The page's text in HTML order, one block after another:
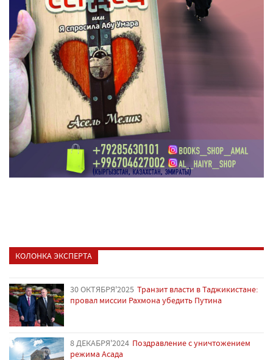
КОЛОНКА ЭКСПЕРТА
30 ОКТЯБРЯ'2025 Транзит власти в Таджикистане:
провал миссии Рахмона убедить Путина
8 ДЕКАБРЯ'2024 Поздравление с уничтожением
режима Асада